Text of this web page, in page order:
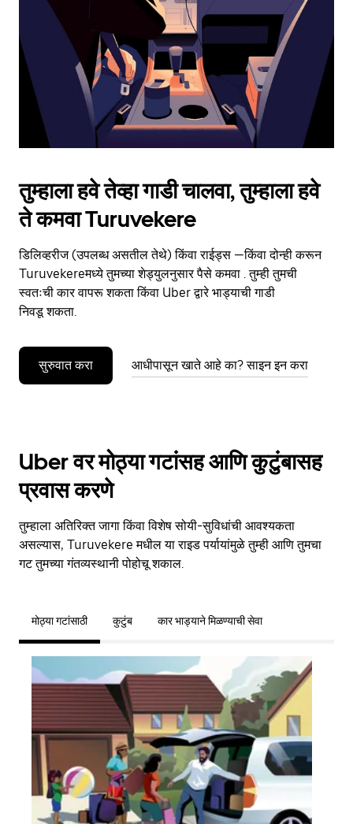
the
calendar.
तुम्हाला हवे तेव्हा गाडी चालवा, तुम्हाला हवे
ते कमवा Turuvekere
डिलिव्हरीज (उपलब्ध असतील तेथे) किंवा राईड्स —किंवा दोन्ही करून
Turuvekereमध्ये तुमच्या शेड्युलनुसार पैसे कमवा . तुम्ही तुमची
स्वतःची कार वापरू शकता किंवा Uber द्वारे भाड्याची गाडी
निवडू शकता.
सुरुवात करा आधीपासून खाते आहे का? साइन इन करा
Uber वर मोठ्या गटांसह आणि कुटुंबासह
प्रवास करणे
तुम्हाला अतिरिक्त जागा किंवा विशेष सोयी-सुविधांची आवश्यकता
असल्यास, Turuvekere मधील या राइड पर्यायांमुळे तुम्ही आणि तुमचा
गट तुमच्या गंतव्यस्थानी पोहोचू शकाल.
मोठ्या गटांसाठी कुटुंब कार भाड्याने मिळण्याची सेवा